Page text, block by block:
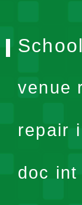
venue
repair
doc